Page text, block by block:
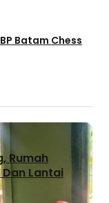
Batam Chess
Rumah
Lantai